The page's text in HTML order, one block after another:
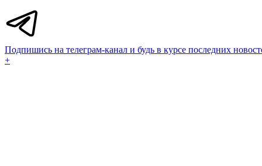
Подпишись на телеграм-канал и будь в курсе последних
+